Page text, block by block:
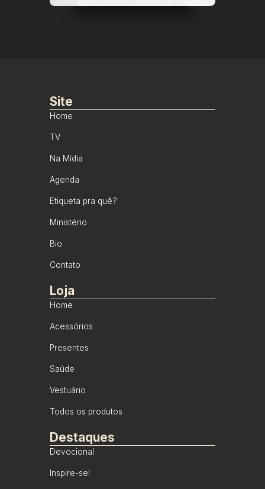
Site
Home
TV
Na Mídia
Agenda
Etiqueta pra quê?
Ministério
Bio
Contato
Loja
Home
Acessórios
Presentes
Saúde
Vestuário
Todos os produtos
Destaques
Devocional
Inspire-se!